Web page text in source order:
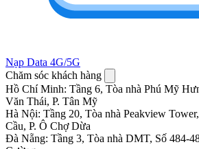
Nạp Data 4G/5G
Chăm sóc khách hàng
Hồ Chí Minh: Tầng 6, Tòa nhà Phú Mỹ
Văn Thái, P. Tân Mỹ
Hà Nội: Tầng 20, Tòa nhà Peakview
Cầu, P. Ô Chợ Dừa
Đà Nẵng: Tầng 3, Tòa nhà DMT, Số 484-